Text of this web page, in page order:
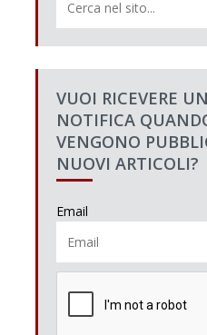
VUOI RICEVERE
NOTIFICA
VENGONO
NUOVI ARTICOLI?
Email